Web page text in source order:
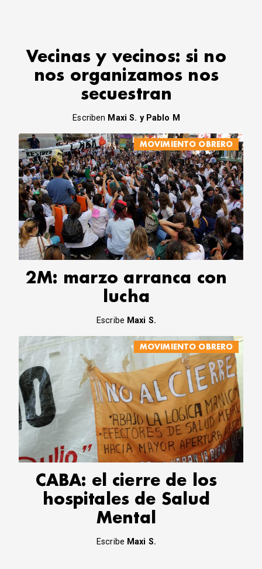
Vecinas y vecinos: si no
nos organizamos nos
secuestran
Escriben Maxi S. y Pablo M
MOVIMIENTO OBRERO
2M: marzo arranca con
lucha
Escribe Maxi S.
MOVIMIENTO OBRERO
CABA: el cierre de los
hospitales de Salud
Mental
Escribe Maxi S.